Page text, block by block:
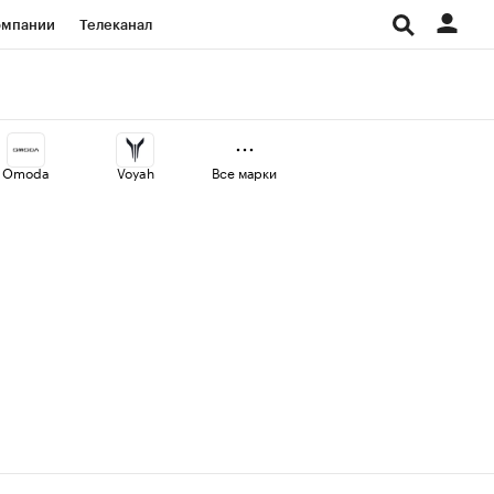
Телеканал
Проверка контрагентов
Omoda Voyah Все марки